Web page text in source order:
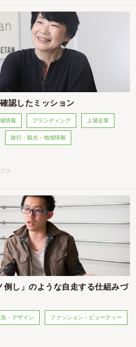
認したミッション
情報 ブランディング 上場企業
旅行・観光・地域情報
ス
倒し」のような自走する仕組みづ
告・デザイン ファッション・ビューティー